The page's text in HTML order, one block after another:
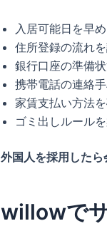
入居可能日を早
住所登録の流れ
銀行口座の準備
携帯電話の連絡
家賃支払い方法
ゴミ出しルール
外国人を採用したら
willowで